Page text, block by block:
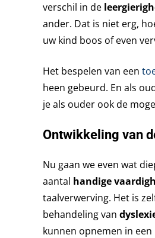
verschil in de
ander. Dat is niet erg,
uw kind boos of even
Het bespelen van een
heen gebeurd. En als
je als ouder ook de
Ontwikkeling van
Nu gaan we even wat
aantal handige
taalverwerving. Het is
behandeling van
kunnen opnemen in